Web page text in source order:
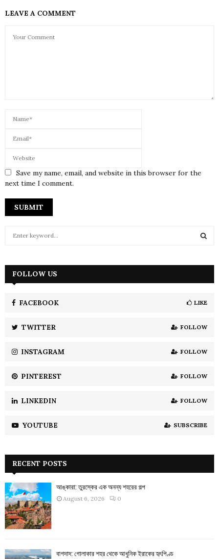
LEAVE A COMMENT
Save my name, email, and website in this browser for the
next time I comment.
h
H
FOLLOW US
FACEBOOK LIKE
TWITTER FOLLOW
INSTAGRAM FOLLOW
PINTEREST FOLLOW
LINKEDIN FOLLOW
YOUTUBE SUBSCRIBE
RECENT POSTS
আঙ্কারা: তুরস্কের এক অনন্য শহরের গল্প
August 6, 2026 0
বাগদাদ: গোলাকার শহর থেকে আধুনিক ইরাকের হৃৎপিণ্ড